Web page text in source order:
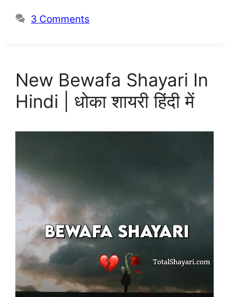
3 Comments
New Bewafa Shayari In
Hindi | धोका शायरी हिंदी में